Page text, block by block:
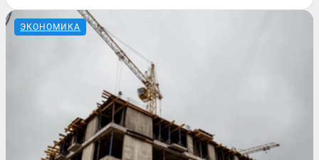
ЭКОНОМИКА